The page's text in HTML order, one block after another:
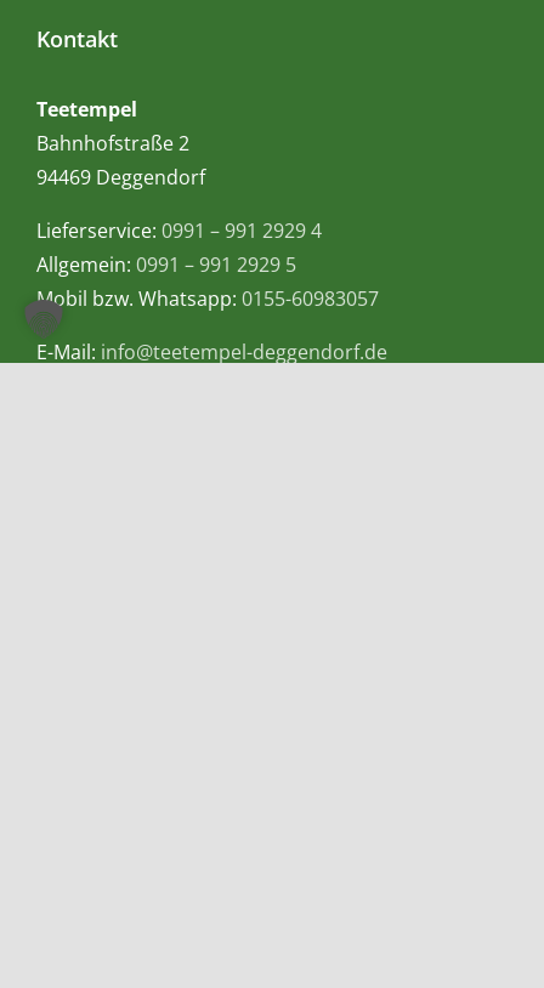
Kontakt
Teetempel
Bahnhofstraße 2
94469 Deggendorf
Lieferservice: 0991 – 991 2929 4
Allgemein: 0991 – 991 2929 5
Mobil bzw. Whatsapp: 0155-60983057
E-Mail: info@teetempel-deggendorf.de